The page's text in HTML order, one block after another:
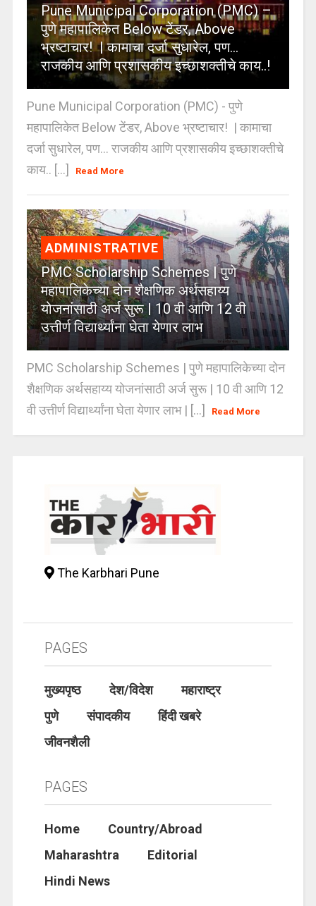
Pune Municipal Corporation (PMC) –
पुणे महापालिकेत Below टेंडर, Above
भ्रष्टाचार! | कामाचा दर्जा सुधारेल, पण…
राजकीय आणि प्रशासकीय इच्छाशक्तीचे काय..!
Pune Municipal Corporation (PMC) - पुणे
महापालिकेत Below टेंडर, Above भ्रष्टाचार! | कामाचा
दर्जा सुधारेल, पण… राजकीय आणि प्रशासकीय इच्छाशक्तीचे
काय.. [...]
Read More
ADMINISTRATIVE
PMC Scholarship Schemes | पुणे
महापालिकेच्या दोन शैक्षणिक अर्थसहाय्य
योजनांसाठी अर्ज सुरू | 10 वी आणि 12 वी
उत्तीर्ण विद्यार्थ्यांना घेता येणार लाभ
PMC Scholarship Schemes | पुणे महापालिकेच्या दोन
शैक्षणिक अर्थसहाय्य योजनांसाठी अर्ज सुरू | 10 वी आणि 12
वी उत्तीर्ण विद्यार्थ्यांना घेता येणार लाभ | [...]
Read More
The Karbhari Pune
PAGES
मुख्यपृष्ठ देश/विदेश
महाराष्ट्र
पुणे
संपादकीय
हिंदी खबरे
जीवनशैली
PAGES
Home
Country/Abroad
Maharashtra
Editorial
Hindi News